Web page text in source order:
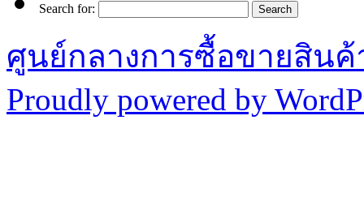
Search for:
ศูนย์กลางการซื้อขายสินค้
Proudly powered by